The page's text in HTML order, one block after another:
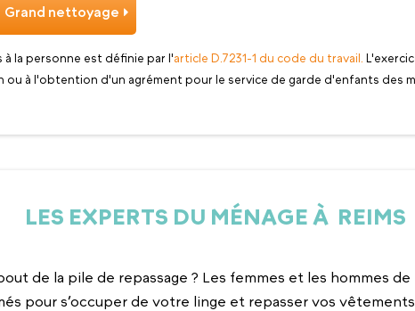
Grand nettoyage
à la personne est définie par l'article D.7231-1 du code du travail.
ou à l'obtention d'un agrément pour le service de garde d'enfants des
LES EXPERTS DU MÉNAGE À REIMS
de la pile de repassage ? Les femmes et les hommes de
pour s’occuper de votre linge et repasser vos